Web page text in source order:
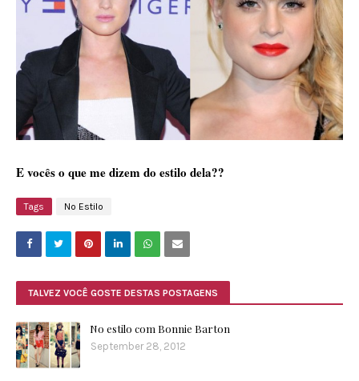
E vocês o que me dizem do estilo dela??
Tags No Estilo
TALVEZ VOCÊ GOSTE DESTAS POSTAGENS
No estilo com Bonnie Barton
September 28, 2012